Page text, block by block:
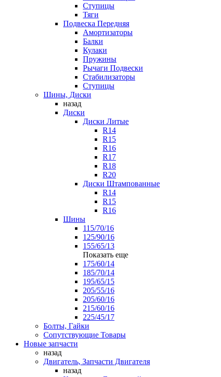
Ступицы
Тяги
Подвеска Передняя
Амортизаторы
Балки
Кулаки
Пружины
Рычаги Подвески
Стабилизаторы
Ступицы
Шины, Диски
назад
Диски
Диски Литые
R14
R15
R16
R17
R18
R20
Диски Штампованные
R14
R15
R16
Шины
115/70/16
125/90/16
155/65/13
Показать еще
175/60/14
185/70/14
195/65/15
205/55/16
205/60/16
215/60/16
225/45/17
Болты, Гайки
Сопутствующие Товары
Новые запчасти
назад
Двигатель, Запчасти Двигателя
назад